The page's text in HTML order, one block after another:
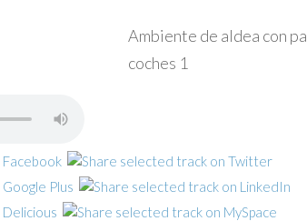
Ambiente de aldea con
coches 1